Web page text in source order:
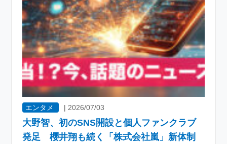
エンタメ | 2026/07/03
大野智、初のSNS開設と個人ファンクラブ
発足 櫻井翔も続く「株式会社嵐」新体制